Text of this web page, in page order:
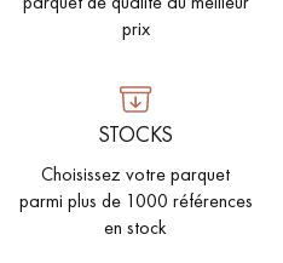
prix
STOCKS
Choisissez votre parquet
parmi plus de 1000 références
en stock